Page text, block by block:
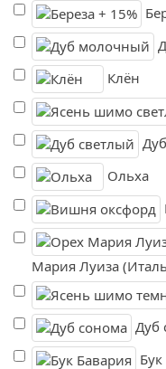
Клён
Ольха
Мария Луиза
Дуб